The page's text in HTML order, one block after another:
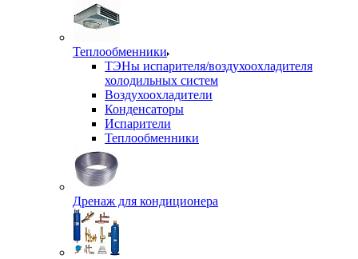
Теплообменники
ТЭНы испарителя/воздухоохладителя
холодильных систем
Воздухоохладители
Конденсаторы
Испарители
Теплообменники
Дренаж для кондиционера